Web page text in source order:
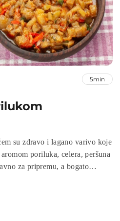
5min
su zdravo i lagano varivo koje
poriluka, celera, peršuna
za pripremu, a bogato